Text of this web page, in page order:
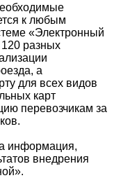
к любым
«Электронный
разных
а
для всех видов
карт
перевозчикам за
информация,
внедрения